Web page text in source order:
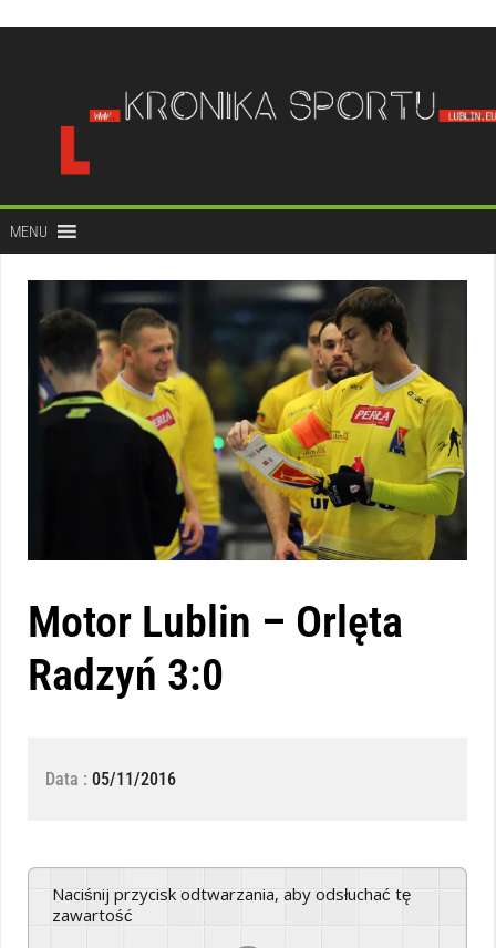
treści
MENU
Motor Lublin – Orlęta
Radzyń 3:0
Data : 05/11/2016
Naciśnij przycisk odtwarzania, aby odsłuchać tę
zawartość